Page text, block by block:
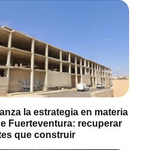
la estrategia en materia
Fuerteventura: recuperar
que construir